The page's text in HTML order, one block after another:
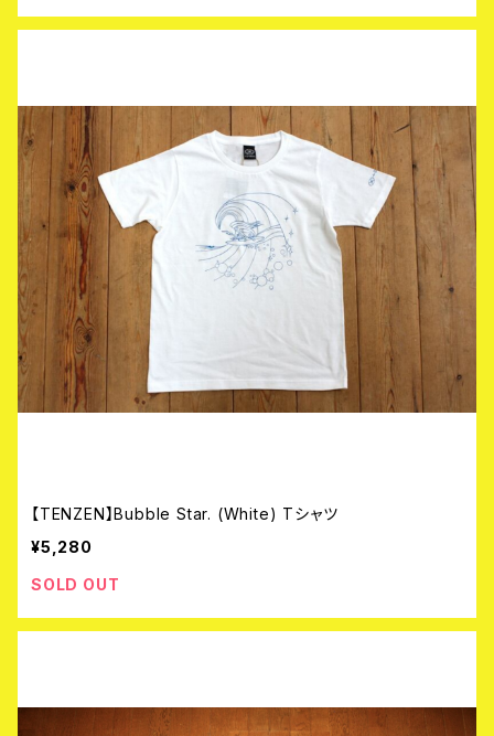
【TENZEN】Bubble Star. (White) Tシャツ
¥5,280
SOLD OUT